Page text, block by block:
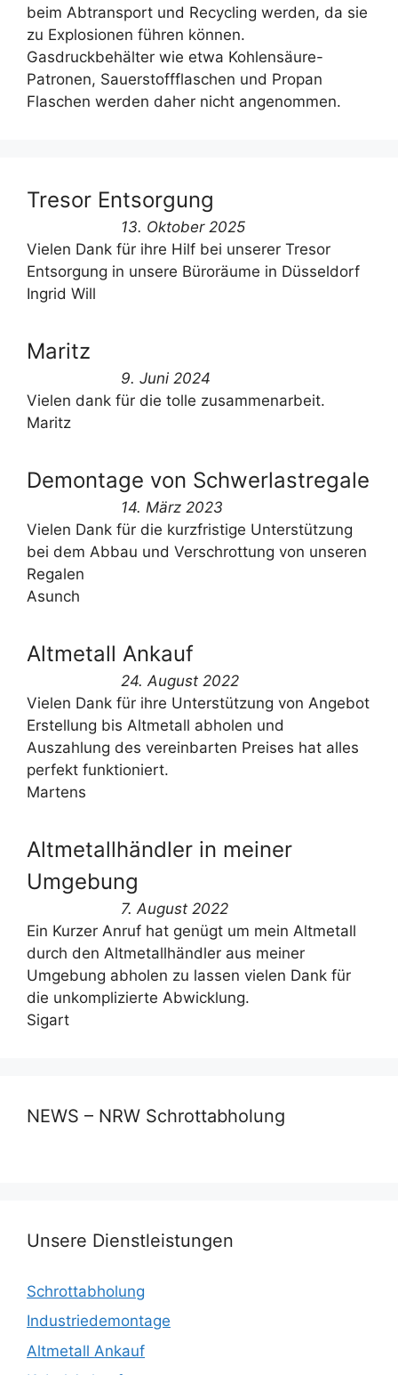
beim Abtransport und Recycling werden, da sie
zu Explosionen führen können.
Gasdruckbehälter wie etwa Kohlensäure-
Patronen, Sauerstoffflaschen und Propan
Flaschen werden daher nicht angenommen.
Tresor Entsorgung
13. Oktober 2025
Vielen Dank für ihre Hilf bei unserer Tresor
Entsorgung in unsere Büroräume in Düsseldorf
Ingrid Will
Maritz
9. Juni 2024
Vielen dank für die tolle zusammenarbeit.
Maritz
Demontage von Schwerlastregale
14. März 2023
Vielen Dank für die kurzfristige Unterstützung
bei dem Abbau und Verschrottung von unseren
Regalen
Asunch
Altmetall Ankauf
24. August 2022
Vielen Dank für ihre Unterstützung von Angebot
Erstellung bis Altmetall abholen und
Auszahlung des vereinbarten Preises hat alles
perfekt funktioniert.
Martens
Altmetallhändler in meiner
Umgebung
7. August 2022
Ein Kurzer Anruf hat genügt um mein Altmetall
durch den Altmetallhändler aus meiner
Umgebung abholen zu lassen vielen Dank für
die unkomplizierte Abwicklung.
Sigart
NEWS – NRW Schrottabholung
Unsere Dienstleistungen
Schrottabholung
Industriedemontage
Altmetall Ankauf